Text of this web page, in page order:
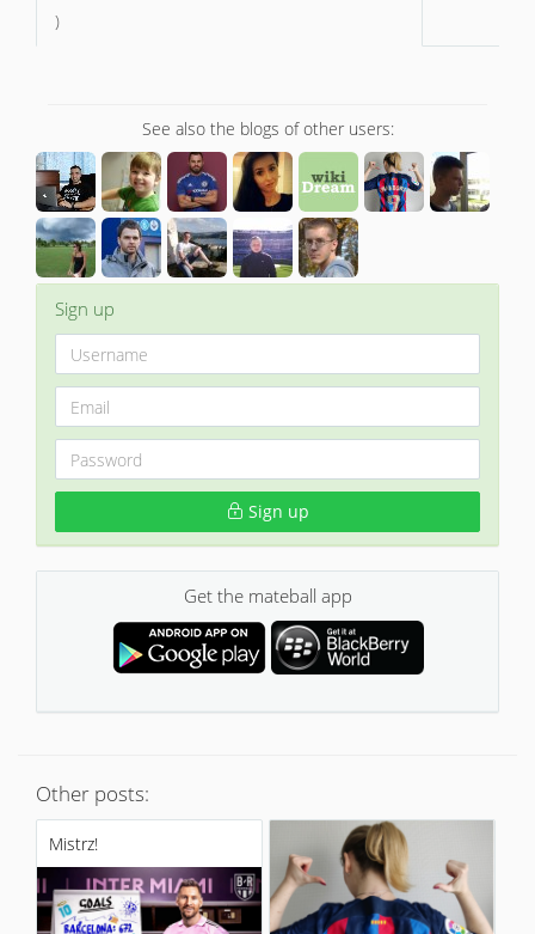
)
See also the blogs of other users:
Sign up
Sign up
Get the mateball app
Other posts:
Mistrz!